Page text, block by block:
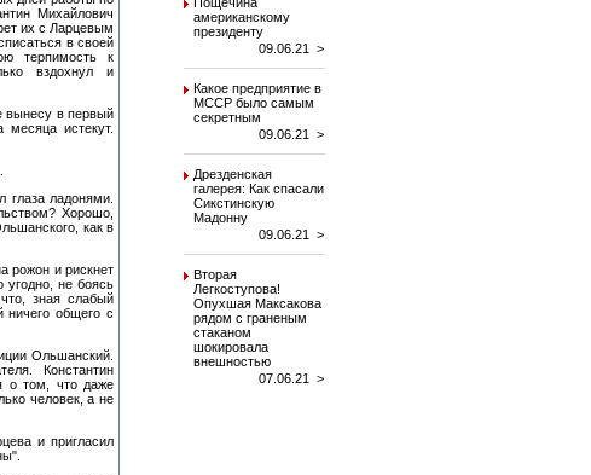
американскому
президенту
09.06.21 >
Какое предприятие в
МССР было самым
секретным
09.06.21 >
Дрезденская
галерея: Как спасали
Сикстинскую
Мадонну
09.06.21 >
Вторая
Легкоступова!
Опухшая Максакова
рядом с граненым
стаканом
шокировала
внешностью
07.06.21 >
Михайлович
их с Ларцевым
в своей
терпимость к
вздохнул и
вынесу в первый
месяца истекут.
глаза ладонями.
Хорошо,
как в
рожон и рискнет
угодно, не боясь
зная слабый
ничего общего с
Ольшанский.
Константин
о том, что даже
человек, а не
и пригласил